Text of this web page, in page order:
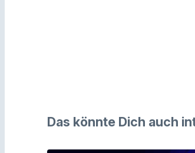
Das könnte Dich auch